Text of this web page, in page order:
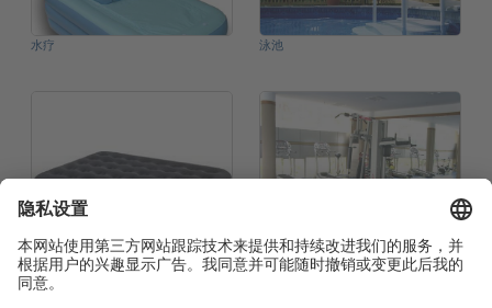
水疗 泳池
空气床